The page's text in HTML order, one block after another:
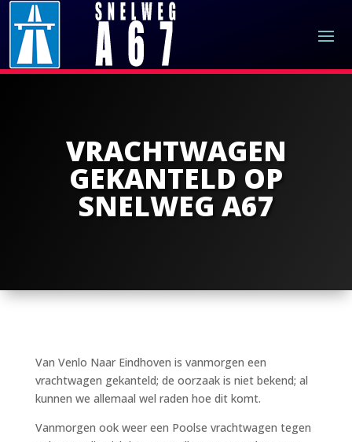
VRACHTWAGEN
GEKANTELD OP
SNELWEG A67
Van Venlo Naar Eindhoven is vanmorgen een
vrachtwagen gekanteld; de oorzaak is niet bekend; al
kunnen we allemaal wel raden hoe dit komt.
Vanmorgen ook weer een Poolse vrachtwagen tegen